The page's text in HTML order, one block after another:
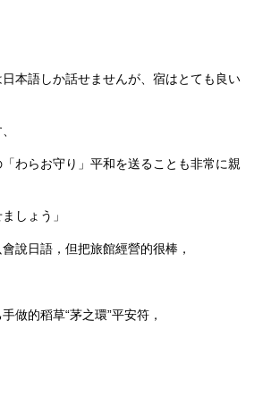
日本語しか話せませんが、宿はとても良い
わらお守り」平和を送ることも非常に親
しょう」
說日語，但把旅館經營的很棒，
做的稻草“茅之環”平安符，